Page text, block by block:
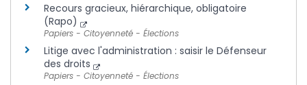
Recours gracieux, hiérarchique, obligatoire
(Rapo)
Papiers - Citoyenneté - Élections
Litige avec l'administration : saisir le Défenseur
des droits
Papiers - Citoyenneté - Élections